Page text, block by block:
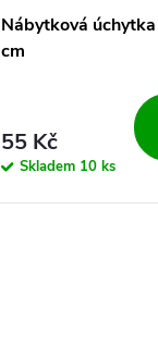
Nábytková
cm
55 Kč
Skladem 10 ks